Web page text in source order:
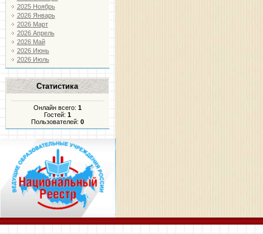
2025 Ноябрь
2026 Январь
2026 Март
2026 Апрель
2026 Май
2026 Июнь
2026 Июль
Статистика
Онлайн всего: 1
Гостей: 1
Пользователей: 0